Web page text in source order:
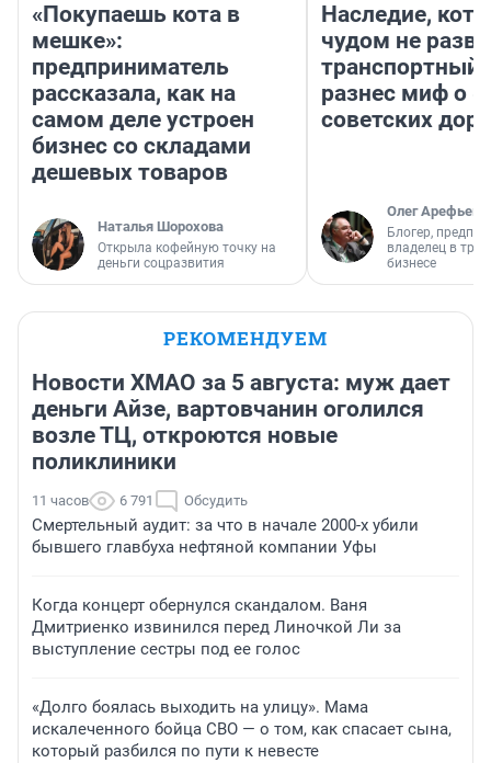
«Покупаешь кота в
мешке»:
предприниматель
рассказала, как на
самом деле устроен
бизнес со складами
дешевых товаров
Наталья Шорохова
Открыла кофейную точку на
деньги соцразвития
Наследие,
чудом не
транспортный
разнес миф о
советских
Олег Арефьев
Блогер,
владелец в
бизнесе
РЕКОМЕНДУЕМ
Новости ХМАО за 5 августа: муж дает
деньги Айзе, вартовчанин оголился
возле ТЦ, откроются новые
поликлиники
11 часов 6 791 Обсудить
Смертельный аудит: за что в начале 2000-х убили
бывшего главбуха нефтяной компании Уфы
Когда концерт обернулся скандалом. Ваня
Дмитриенко извинился перед Линочкой Ли за
выступление сестры под ее голос
«Долго боялась выходить на улицу». Мама
искалеченного бойца СВО — о том, как спасает сына,
который разбился по пути к невесте